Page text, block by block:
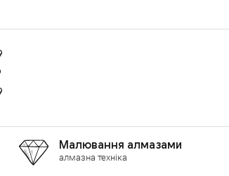
Малювання алмазами
алмазна техніка